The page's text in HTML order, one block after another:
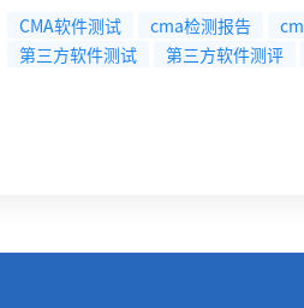
排；协议配置涉及HTTP/
场景和请求级别的生命周期管理。
化的性能测试模拟，满足企业级应
CMA软件测试 cma检测报告
第三方软件测试
第三方软件测评